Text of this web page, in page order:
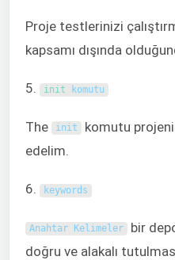
Proje testlerinizi
kapsamı dışında
5. init komutu
The init komutu
edelim.
6. keywords
Anahtar Kelimeler bir
doğru ve alakalı